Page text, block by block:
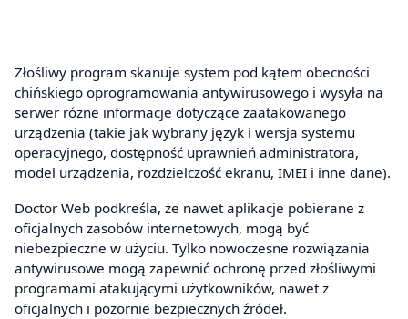
Złośliwy program skanuje system pod kątem obecności
chińskiego oprogramowania antywirusowego i wysyła na
serwer różne informacje dotyczące zaatakowanego
urządzenia (takie jak wybrany język i wersja systemu
operacyjnego, dostępność uprawnień administratora,
model urządzenia, rozdzielczość ekranu, IMEI i inne dane).
Doctor Web podkreśla, że nawet aplikacje pobierane z
oficjalnych zasobów internetowych, mogą być
niebezpieczne w użyciu. Tylko nowoczesne rozwiązania
antywirusowe mogą zapewnić ochronę przed złośliwymi
programami atakującymi użytkowników, nawet z
oficjalnych i pozornie bezpiecznych źródeł.